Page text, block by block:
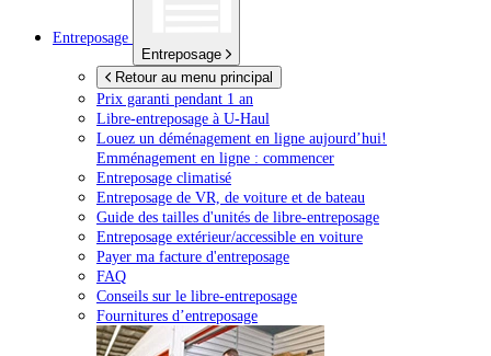
Entreposage
Entreposage
Retour au menu principal
Prix garanti pendant 1 an
Libre-entreposage à U-Haul
Louez un déménagement en ligne aujourd’hui!
Emménagement en ligne : commencer
Entreposage climatisé
Entreposage de VR, de voiture et de bateau
Guide des tailles d'unités de libre-entreposage
Entreposage extérieur/accessible en voiture
Payer ma facture d'entreposage
FAQ
Conseils sur le libre-entreposage
Fournitures d’entreposage